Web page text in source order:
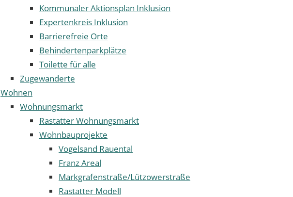
Kommunaler Aktionsplan Inklusion
Expertenkreis Inklusion
Barrierefreie Orte
Behindertenparkplätze
Toilette für alle
Zugewanderte
Wohnen
Wohnungsmarkt
Rastatter Wohnungsmarkt
Wohnbauprojekte
Vogelsand Rauental
Franz Areal
Markgrafenstraße/Lützowerstraße
Rastatter Modell